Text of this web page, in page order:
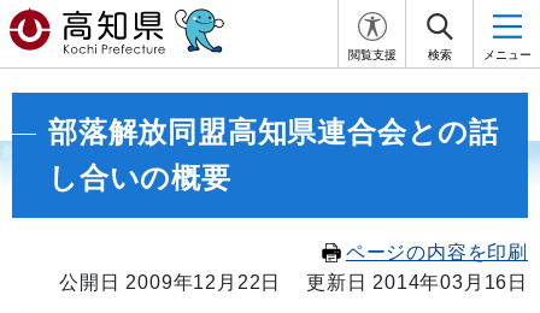
閲覧支援 検索 メニュー
部落解放同盟高知県連合会との話
し合いの概要
ページの内容を印刷
公開日 2009年12月22日
更新日 2014年03月16日